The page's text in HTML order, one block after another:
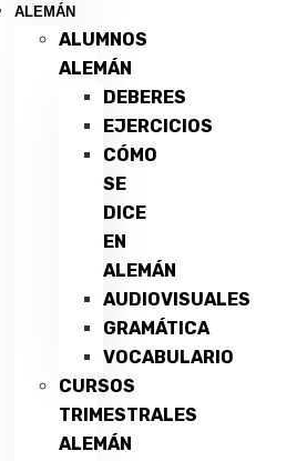
ALEMÁN
ALUMNOS
ALEMÁN
DEBERES
EJERCICIOS
CÓMO
SE
DICE
EN
ALEMÁN
AUDIOVISUALES
GRAMÁTICA
VOCABULARIO
CURSOS
TRIMESTRALES
ALEMÁN